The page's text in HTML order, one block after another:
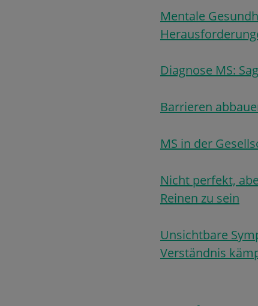
Mentale
Diagnose MS:
Barrieren
MS in der
Nicht perfekt,
Reinen zu sein
Unsichtbare
Verständnis